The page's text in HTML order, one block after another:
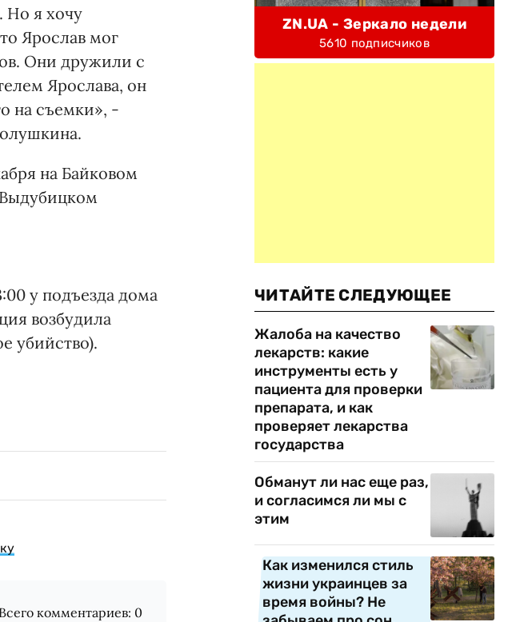
Но я хочу
Ярослав мог
Они дружили с
Ярослава, он
на съемки», -
на Байковом
Выдубицком
у подъезда дома
возбудила
убийство).
Всего комментариев: 0
ZN.UA - Зеркало недели
5610 подписчиков
ЧИТАЙТЕ СЛЕДУЮЩЕЕ
Жалоба на качество
лекарств: какие
инструменты есть у
пациента для проверки
препарата, и как
проверяет лекарства
государства
Обманут ли нас еще раз,
и согласимся ли мы с
этим
Как изменился стиль
жизни украинцев за
время войны? Не